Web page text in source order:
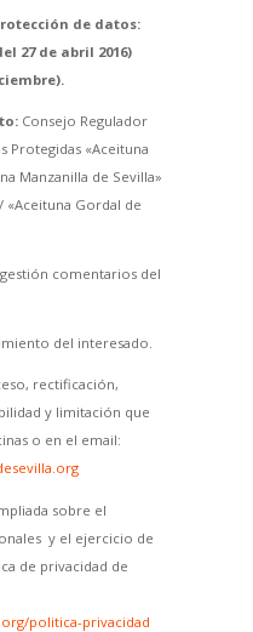
de datos:
27 de abril 2016)
Consejo Regulador
Protegidas «Aceituna
Manzanilla de Sevilla»
«Aceituna Gordal de
comentarios del
del interesado.
rectificación,
y limitación que
o en el email:
sobre el
y el ejercicio de
de privacidad de
politica-privacidad